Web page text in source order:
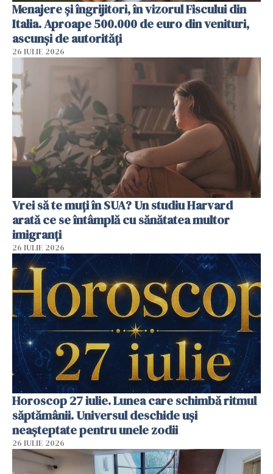
Menajere și îngrijitori, în vizorul Fiscului din
Italia. Aproape 500.000 de euro din venituri,
ascunși de autorități
26 IULIE 2026
Vrei să te muți în SUA? Un studiu Harvard
arată ce se întâmplă cu sănătatea multor
imigranți
26 IULIE 2026
Horoscop 27 iulie. Lunea care schimbă ritmul
săptămânii. Universul deschide uși
neașteptate pentru unele zodii
26 IULIE 2026